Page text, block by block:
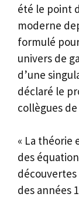
été le point
moderne
formulé
univers de
d’une
déclaré le
collègues
« La théorie
des
des années